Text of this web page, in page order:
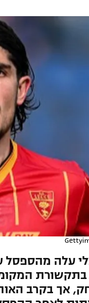
עסק
הפועל
הפועל
הפועל
מכבי
בני
עלה מהספסל
אך בקרב